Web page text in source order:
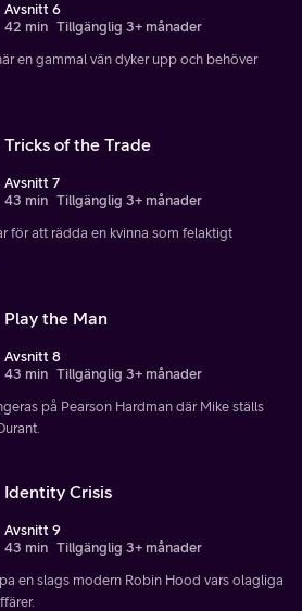
Avsnitt 6
42 min Tillgänglig 3+ månader
en gammal vän dyker upp och behöver
Tricks of the Trade
Avsnitt 7
43 min Tillgänglig 3+ månader
för att rädda en kvinna som felaktigt
Play the Man
Avsnitt 8
43 min Tillgänglig 3+ månader
på Pearson Hardman där Mike ställs
Identity Crisis
Avsnitt 9
43 min Tillgänglig 3+ månader
en slags modern Robin Hood vars olagliga